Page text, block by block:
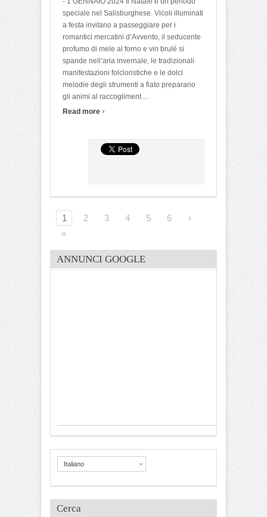
speciale nel Salisburghese. Vicoli illuminati
a festa invitano a passeggiare per i
romantici mercatini d’Avvento, il seducente
profumo di mele al forno e vin brulé si
spande nell’aria invernale, le tradizionali
manifestazioni folcloristiche e le dolci
melodie degli strumenti a fiato preparano
gli animi al raccogliment ...
Read more ›
1 2 3 4 5 6
›
»
ANNUNCI GOOGLE
Italiano
Cerca